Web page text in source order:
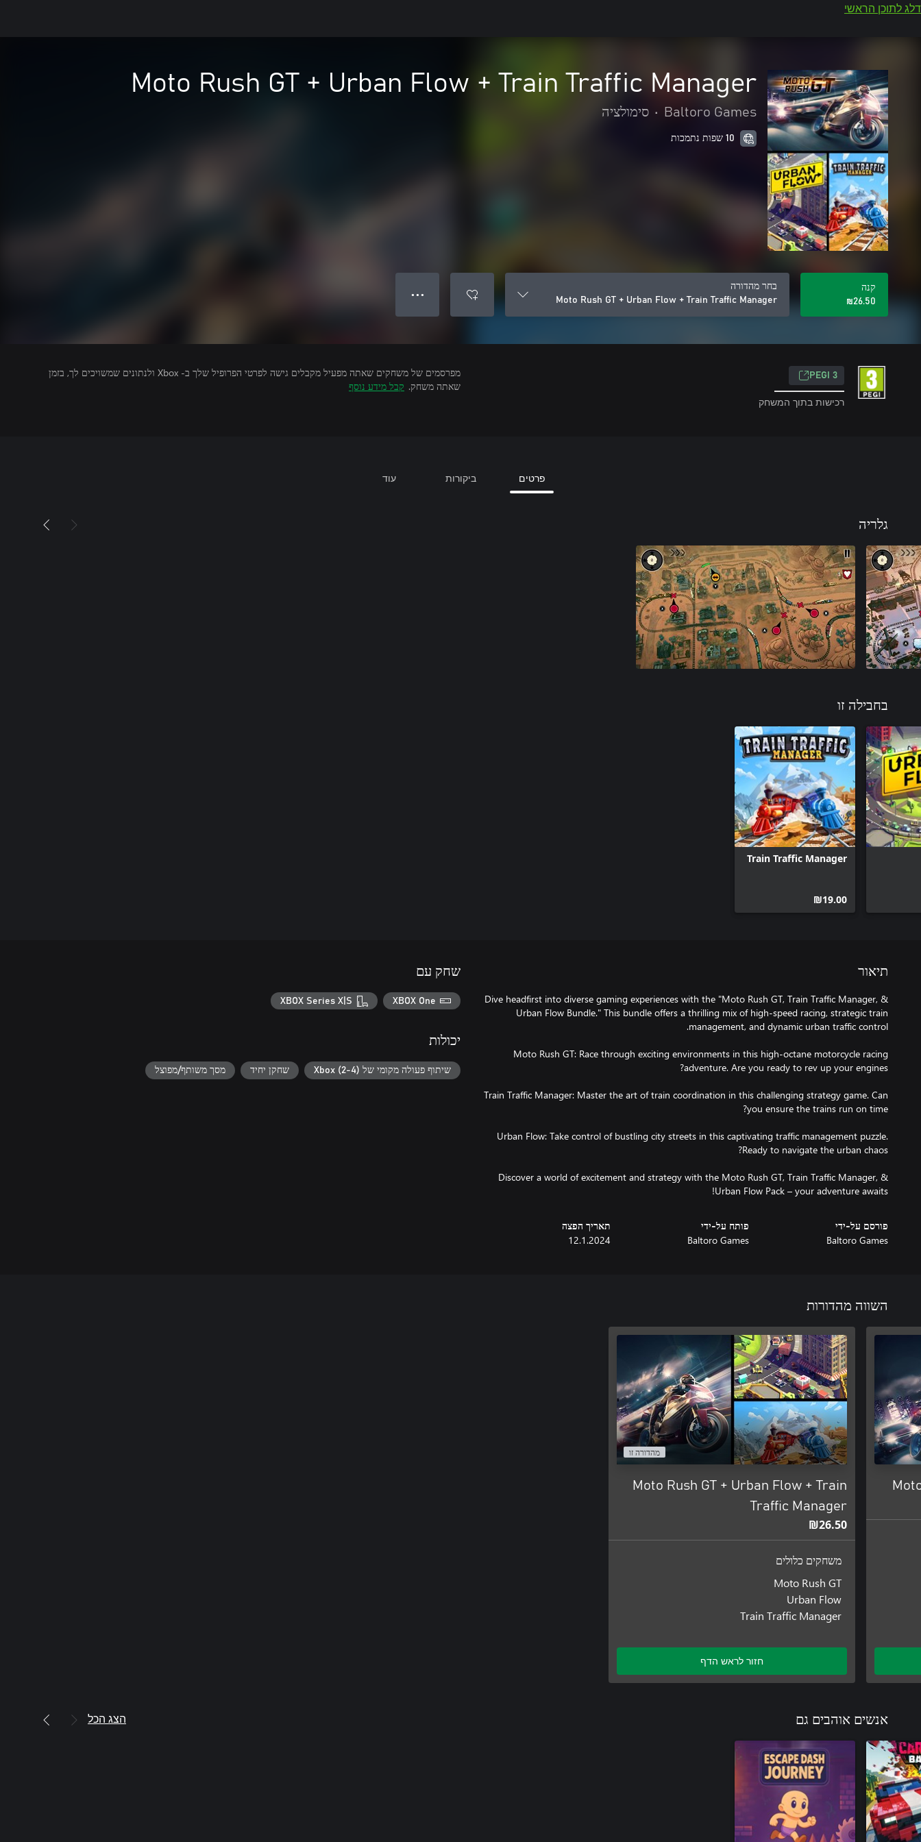
דלג לתוכן הראשי
Moto Rush GT + Urban Flow + Train Traffic Manager
Baltoro Games
• סימולציה
10 שפות נתמכות
קנה
‪₪‎26.50‬
בחר מהדורה
Moto Rush GT + Urban Flow + Train Traffic Manager
● ● ●
PEGI 3
רכישות בתוך המשחק
מפרסמים של משחקים שאתה מפעיל מקבלים גישה לפרטי הפרופיל שלך ב- Xbox ולנתונים שמשויכים לך, בזמן
שאתה משחק. קבל מידע נוסף
פרטים ביקורות עוד
גלריה
בחבילה זו
Train Traffic Manager
‪₪‎19.00‬
תיאור
Dive headfirst into diverse gaming experiences with the "Moto Rush GT, Train Traffic Manager, &
Urban Flow Bundle." This bundle offers a thrilling mix of high-speed racing, strategic train
Moto Rush GT: Race through exciting environments in this high-octane motorcycle racing
Train Traffic Manager: Master the art of train coordination in this challenging strategy game. Can
Urban Flow: Take control of bustling city streets in this captivating traffic management puzzle.
Discover a world of excitement and strategy with the Moto Rush GT, Train Traffic Manager, &
Urban Flow Pack – your adventure awaits!
פורסם על-ידי
Baltoro Games
פותח על-ידי
Baltoro Games
תאריך הפצה
12.1.2024
שחק עם
XBOX One
XBOX Series X|S
יכולות
שיתוף פעולה מקומי של Xbox (2-4) שחקן יחיד מסך משותף/מפוצל
השווה מהדורות
מהדורה זו
Moto Rush GT + Urban Flow + Train
Traffic Manager
‪₪‎26.50‬
משחקים כלולים
Moto Rush GT
Urban Flow
Train Traffic Manager
חזור לראש הדף
אנשים אוהבים גם הצג הכל